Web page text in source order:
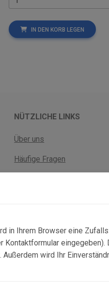
in Ihrem Browser eine
wird Ihr
IN DEN KORB LEGEN
NÜTZLICHE LINKS
Über uns
Häufige Fragen